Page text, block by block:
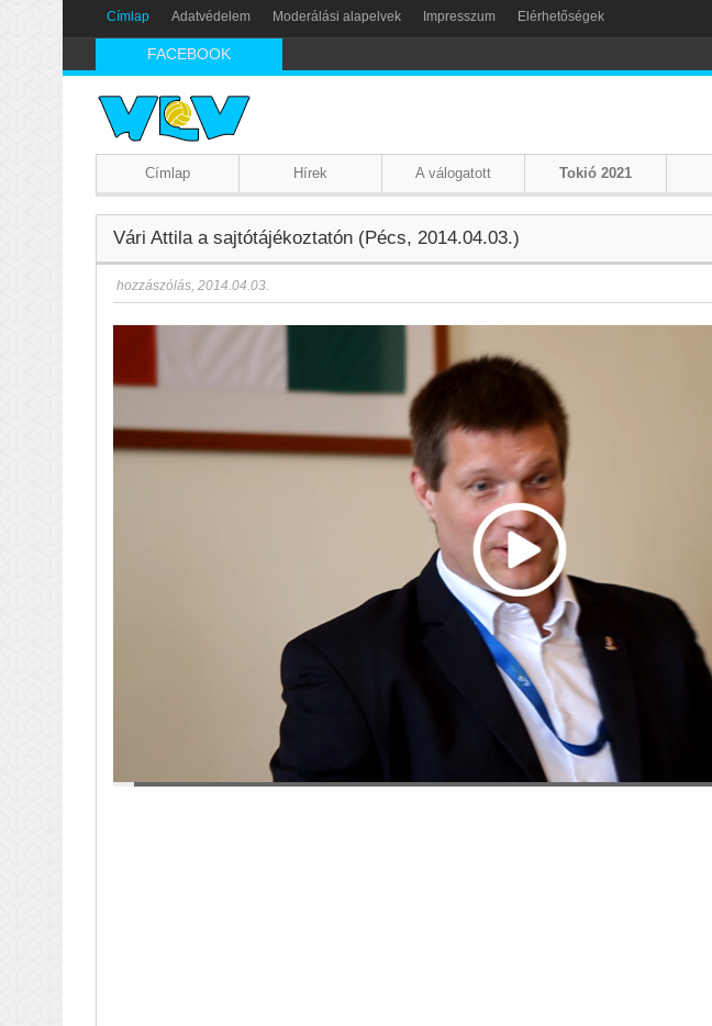
Címlap Adatvédelem Moderálási alapelvek Impresszum Elérhetőségek
FACEBOOK
Címlap Hírek A válogatott Tokió 2021
Vári Attila a sajtótájékoztatón (Pécs, 2014.04.03.)
hozzászólás, 2014.04.03.